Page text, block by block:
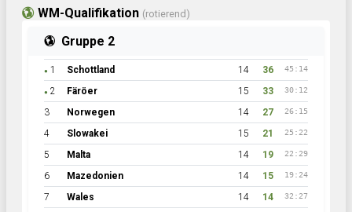
WM-Qualifikation (rotierend)
Gruppe 2
● 1 Schottland 14 36 45:14
● 2 Färöer 15 33 30:12
3 Norwegen 14 27 26:15
4 Slowakei 15 21 25:22
5 Malta 14 19 22:29
6 Mazedonien 14 15 19:24
7 Wales 14 14 32:27